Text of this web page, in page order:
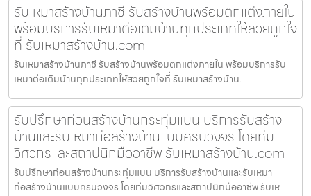
รับเหมาสร้างบ้านภาชี รับสร้างบ้านพร้อมตกแต่งภายใน
พร้อมบริการรับเหมาต่อเติมบ้านทุกประเภทให้สวยถูกใจ
ที่ รับเหมาสร้างบ้าน.com
รับเหมาสร้างบ้านภาชี รับสร้างบ้านพร้อมตกแต่งภายใน พร้อมบริการรับ
เหมาต่อเติมบ้านทุกประเภทให้สวยถูกใจที่ รับเหมาสร้างบ้าน.
รับปรึกษาก่อนสร้างบ้านกระทุ่มแบน บริการรับสร้าง
บ้านและรับเหมาก่อสร้างบ้านแบบครบวงจร โดยทีม
วิศวกรและสถาปนิกมืออาชีพ รับเหมาสร้างบ้าน.com
รับปรึกษาก่อนสร้างบ้านกระทุ่มแบน บริการรับสร้างบ้านและรับเหมา
ก่อสร้างบ้านแบบครบวงจร โดยทีมวิศวกรและสถาปนิกมืออาชีพ รับเห